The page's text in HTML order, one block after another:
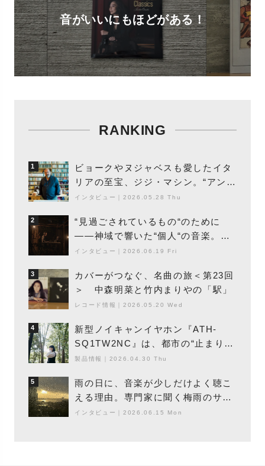
音がいいにもほどがある！
RANKING
1
ビョークやヌジャベスも愛したイタ
リアの至宝、ジジ・マシン。“アンビ
エントの巨匠”が明かす創作の原点
インタビュー 2026.05.28 Thu
2
“見過ごされているもの“のために
――神域で響いた“個人“の音楽。冥
丁の『赤城 夜神楽』をレポート
インタビュー 2026.06.19 Fri
3
カバーがつなぐ、名曲の旅＜第23回
＞ 中森明菜と竹内まりやの「駅」
レコード情報 2026.05.20 Wed
4
新型ノイキャンイヤホン『ATH-
SQ1TW2NC』は、都市の“止まり
木”になり得るーシンガーソングライ
製品情報 2026.04.30 Thu
5
雨の日に、音楽が少しだけよく聴こ
える理由。専門家に聞く梅雨のサウ
ンドスケープ
インタビュー 2026.06.15 Mon